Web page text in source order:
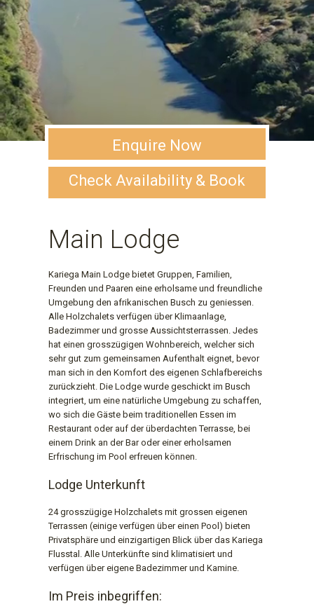
Enquire Now
Check Availability & Book
Main Lodge
Kariega Main Lodge bietet Gruppen, Familien,
Freunden und Paaren eine erholsame und freundliche
Umgebung den afrikanischen Busch zu geniessen.
Alle Holzchalets verfügen über Klimaanlage,
Badezimmer und grosse Aussichtsterrassen. Jedes
hat einen grosszügigen Wohnbereich, welcher sich
sehr gut zum gemeinsamen Aufenthalt eignet, bevor
man sich in den Komfort des eigenen Schlafbereichs
zurückzieht. Die Lodge wurde geschickt im Busch
integriert, um eine natürliche Umgebung zu schaffen,
wo sich die Gäste beim traditionellen Essen im
Restaurant oder auf der überdachten Terrasse, bei
einem Drink an der Bar oder einer erholsamen
Erfrischung im Pool erfreuen können.
Lodge Unterkunft
24 grosszügige Holzchalets mit grossen eigenen
Terrassen (einige verfügen über einen Pool) bieten
Privatsphäre und einzigartigen Blick über das Kariega
Flusstal. Alle Unterkünfte sind klimatisiert und
verfügen über eigene Badezimmer und Kamine.
Im Preis inbegriffen: